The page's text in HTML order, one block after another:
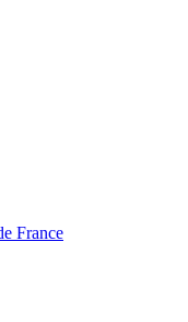
France